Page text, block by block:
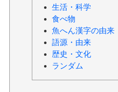
生活・科学
食べ物
魚へん漢字の由来
語源・由来
歴史・文化
ランダム